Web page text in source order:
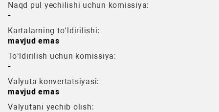
Naqd pul yechilishi uchun komissiya:
-
Kartalarning to‘ldirilishi:
mavjud emas
To‘ldirilish uchun komissiya:
-
Valyuta konvertatsiyasi:
mavjud emas
Valyutani yechib olish: